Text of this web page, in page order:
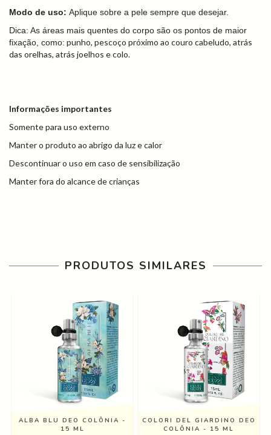
Modo de uso: Aplique sobre a pele sempre que desejar.
Dica: As áreas mais quentes do corpo são os pontos de maior
fixação, como: punho, pescoço próximo ao couro cabeludo, atrás
das orelhas, atrás joelhos e colo.
Informações importantes
Somente para uso externo
Manter o produto ao abrigo da luz e calor
Descontinuar o uso em caso de sensibilização
Manter fora do alcance de crianças
PRODUTOS SIMILARES
ALBA BLU DEO COLÔNIA -
15 ML
COLORI DEL GIARDINO DEO
COLÔNIA - 15 ML